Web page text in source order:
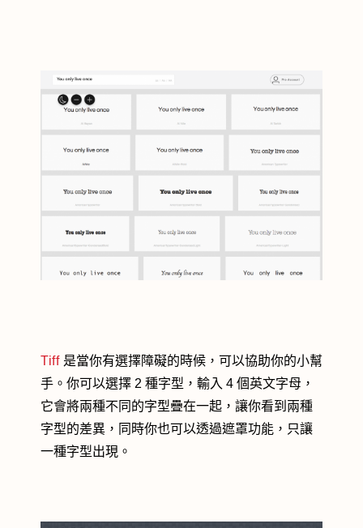
Tiff 是當你有選擇障礙的時候，可以協助你的小幫
手。你可以選擇 2 種字型，輸入 4 個英文字母，
它會將兩種不同的字型疊在一起，讓你看到兩種
字型的差異，同時你也可以透過遮罩功能，只讓
一種字型出現。